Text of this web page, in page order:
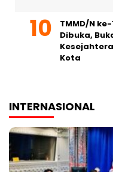
TMMD/N
Dibuka,
Kota
INTERNASIONAL